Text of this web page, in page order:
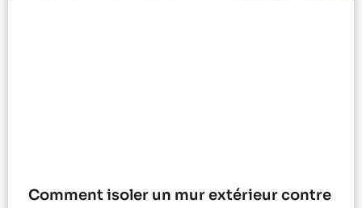
Comment isoler un mur extérieur contre